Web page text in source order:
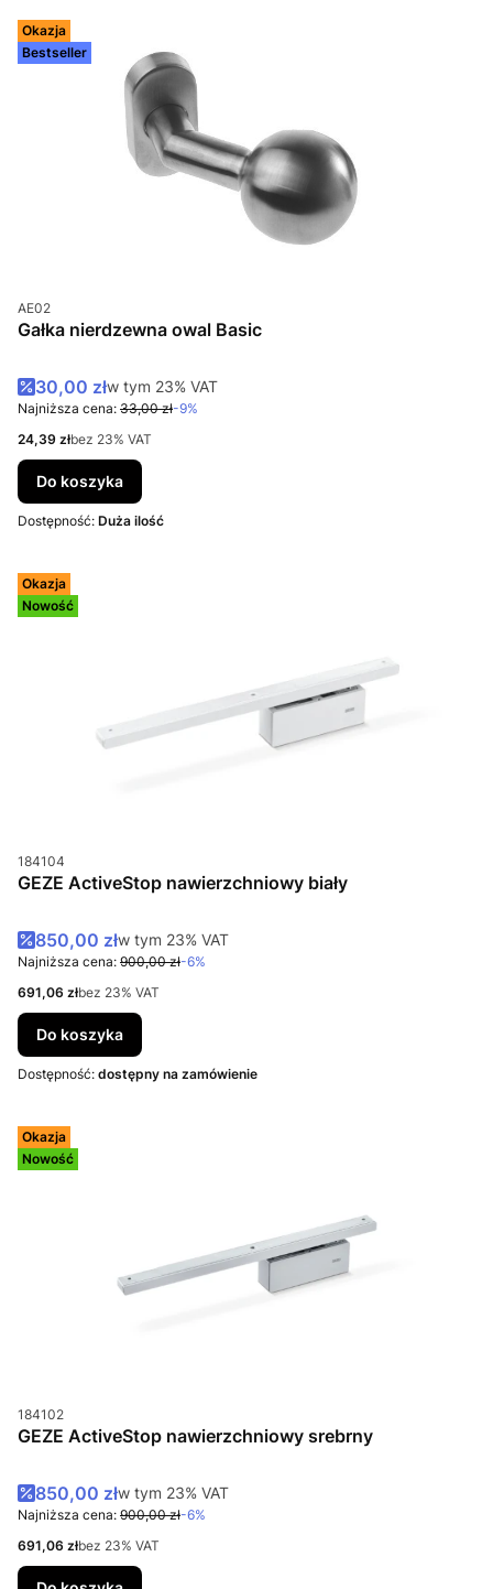
Okazja
Bestseller
Kod produktu
AE02
Gałka nierdzewna owal Basic
Cena promocyjna brutto
30,00 złw tym %s VAT
w tym 23% VAT
Najniższa cena: 33,00 zł-9%
Cena netto
24,39 złbez 23% VAT
Do koszyka
Dostępność: Duża ilość
Okazja
Nowość
Kod produktu
184104
GEZE ActiveStop nawierzchniowy biały
Cena promocyjna brutto
850,00 złw tym %s VAT
w tym 23% VAT
Najniższa cena: 900,00 zł-6%
Cena netto
691,06 złbez 23% VAT
Do koszyka
Dostępność: dostępny na zamówienie
Okazja
Nowość
Kod produktu
184102
GEZE ActiveStop nawierzchniowy srebrny
Cena promocyjna brutto
850,00 złw tym %s VAT
w tym 23% VAT
Najniższa cena: 900,00 zł-6%
Cena netto
691,06 złbez 23% VAT